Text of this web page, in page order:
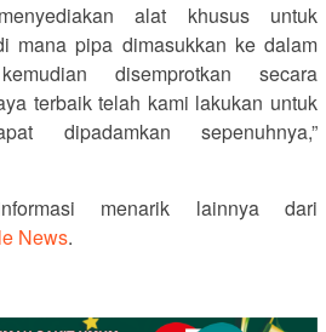
alat khusus untuk
mana pipa dimasukkan ke dalam
disemprotkan secara
terbaik telah kami lakukan untuk
dipadamkan sepenuhnya,”
menarik lainnya dari
News.